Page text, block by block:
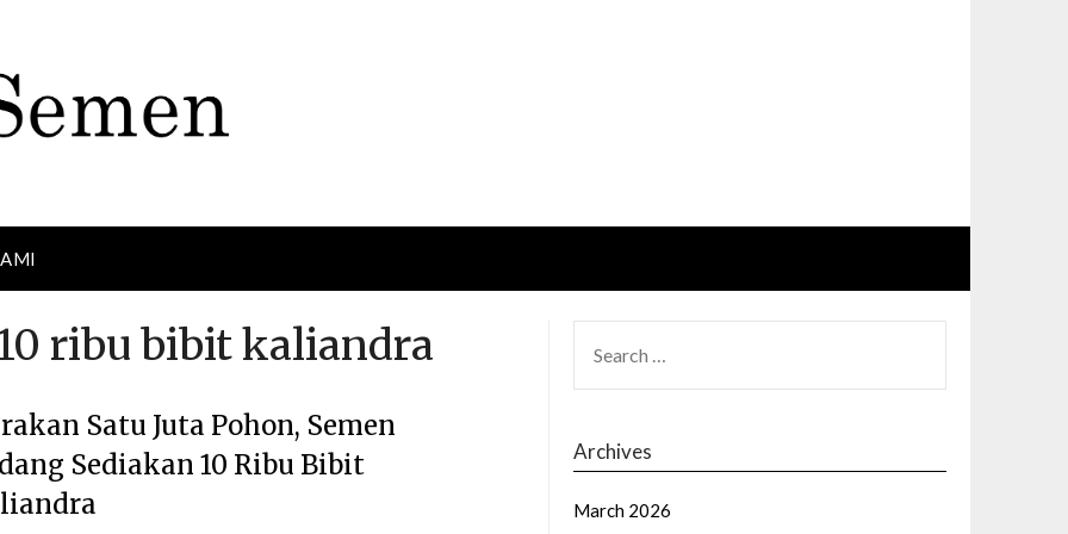
ribu bibit kaliandra
Satu Juta Pohon, Semen
Sediakan 10 Ribu Bibit
FOR:
Archives
March 2026